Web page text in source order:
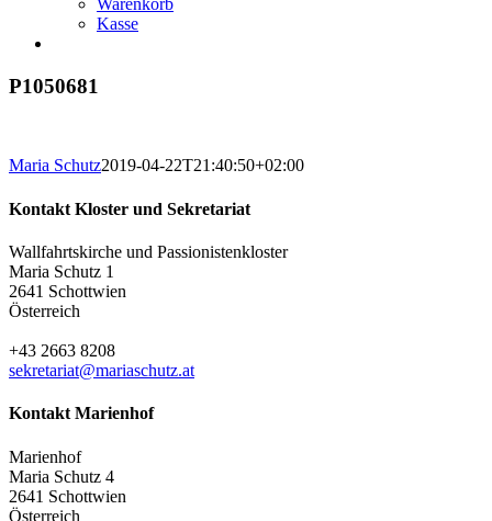
Warenkorb
Kasse
P1050681
Maria Schutz2019-04-22T21:40:50+02:00
Kontakt Kloster und Sekretariat
Wallfahrtskirche und Passionistenkloster
Maria Schutz 1
2641 Schottwien
Österreich
+43 2663 8208
sekretariat@mariaschutz.at
Kontakt Marienhof
Marienhof
Maria Schutz 4
2641 Schottwien
Österreich